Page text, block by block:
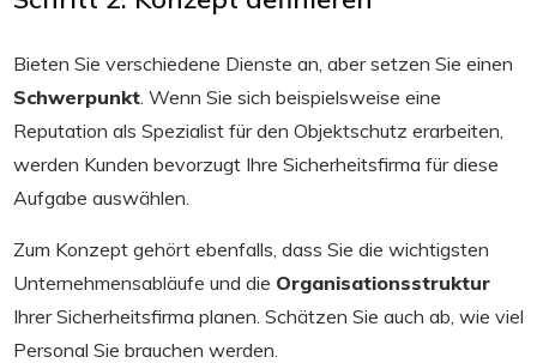
Bieten Sie verschiedene Dienste an, aber setzen Sie einen
Schwerpunkt . Wenn Sie sich beispielsweise eine
Reputation als Spezialist für den Objektschutz erarbeiten,
werden Kunden bevorzugt Ihre Sicherheitsfirma für diese
Aufgabe auswählen.
Zum Konzept gehört ebenfalls, dass Sie die wichtigsten
Unternehmensabläufe und die Organisationsstruktur
Ihrer Sicherheitsfirma planen. Schätzen Sie auch ab, wie viel
Personal Sie brauchen werden.